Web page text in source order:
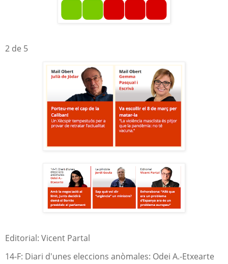
2 de 5
Editorial: Vicent Partal
14-F: Diari d'unes eleccions anòmales: Odei A.-Etxearte